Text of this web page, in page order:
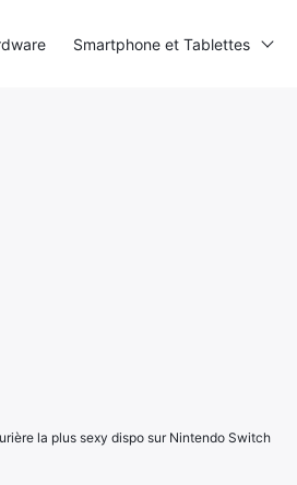
la plus sexy dispo sur Nintendo Switch
Smartphone et Tablettes